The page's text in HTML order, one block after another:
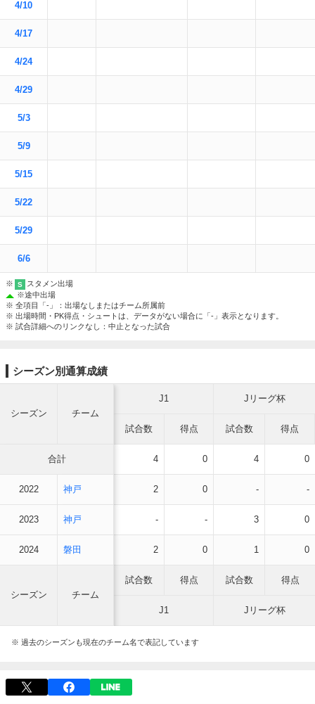
4/10
4/17
4/24
4/29
5/3
5/9
5/15
5/22
5/29
6/6
※ S
スタメン出場
※途中出場
※ 全項目「-」：出場なしまたはチーム所属前
※ 出場時間・PK得点・シュートは、データがない場合に「-」表示となります。
※ 試合詳細へのリンクなし：中止となった試合
シーズン別通算成績
シーズン チーム
J1 Jリーグ杯
試合数 得点 試合数 得点
合計 4 0 4 0
2022 神戸 2 0 - -
2023 神戸 - - 3 0
2024 磐田 2 0 1 0
シーズン チーム
試合数 得点 試合数 得点
J1 Jリーグ杯
※ 過去のシーズンも現在のチーム名で表記しています